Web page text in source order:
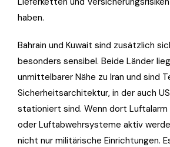
haben.
Bahrain und Kuwait sind zusätzlich
besonders sensibel. Beide Länder
unmittelbarer Nähe zu Iran und sind
Sicherheitsarchitektur, in der auch
stationiert sind. Wenn dort
oder Luftabwehrsysteme aktiv
nicht nur militärische Einrichtungen.